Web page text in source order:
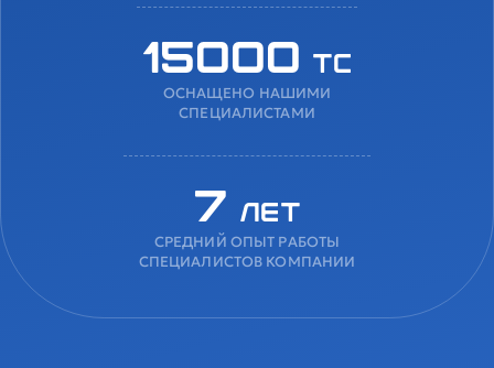
15000 ТС
ОСНАЩЕНО НАШИМИ
СПЕЦИАЛИСТАМИ
7 лет
СРЕДНИЙ ОПЫТ РАБОТЫ
СПЕЦИАЛИСТОВ КОМПАНИИ